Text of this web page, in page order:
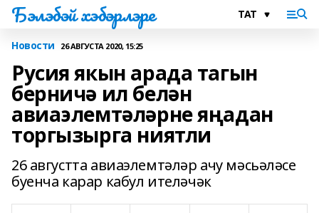
Бэлэбэй хэбэрлэре
Новости 26 АВГУСТА 2020, 15:25
Русия якын арада тагын
берничә ил белән
авиаэлемтәләрне яңадан
торгызырга ниятли
26 августта авиаэлемтәләр ачу мәсьәләсе
буенча карар кабул ителәчәк